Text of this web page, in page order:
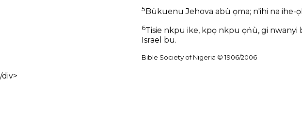
5 Bùkuenu Jehova abù ọma; n'ihi na ihe-
6Tisie nkpu ike, kpọ nkpu ọṅù, gi nwanyi
Israel bu.
Bible Society of Nigeria © 1906/2006
/div>